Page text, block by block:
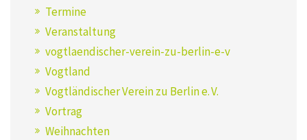
Termine
Veranstaltung
vogtlaendischer-verein-zu-berlin-e-v
Vogtland
Vogtländischer Verein zu Berlin e. V.
Vortrag
Weihnachten